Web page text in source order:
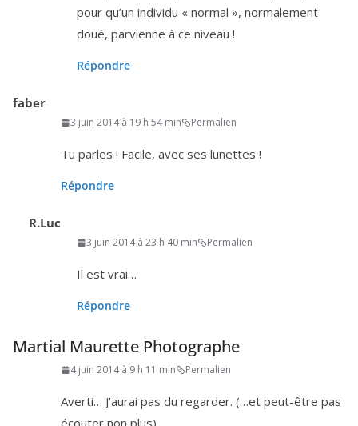
pour qu’un indi­vi­du « nor­mal », nor­ma­le­ment
doué, par­vienne à ce niveau !
Répondre
faber
3 juin 2014 à 19 h 54 min Permalien
Tu parles ! Facile, avec ses lunettes !
Répondre
R.Luc
3 juin 2014 à 23 h 40 min Permalien
Il est vrai…
Répondre
Martial Maurette Photographe
4 juin 2014 à 9 h 11 min Permalien
Averti… J’aurai pas du regar­der. (…et peut-être pas